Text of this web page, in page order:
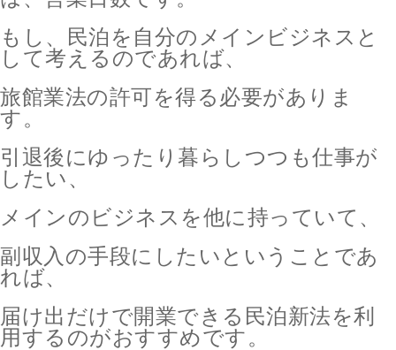
もし、民泊を自分のメインビジネスと
して考えるのであれば、
旅館業法の許可を得る必要がありま
す。
引退後にゆったり暮らしつつも仕事が
したい、
メインのビジネスを他に持っていて、
副収入の手段にしたいということであ
れば、
届け出だけで開業できる民泊新法を利
用するのがおすすめです。